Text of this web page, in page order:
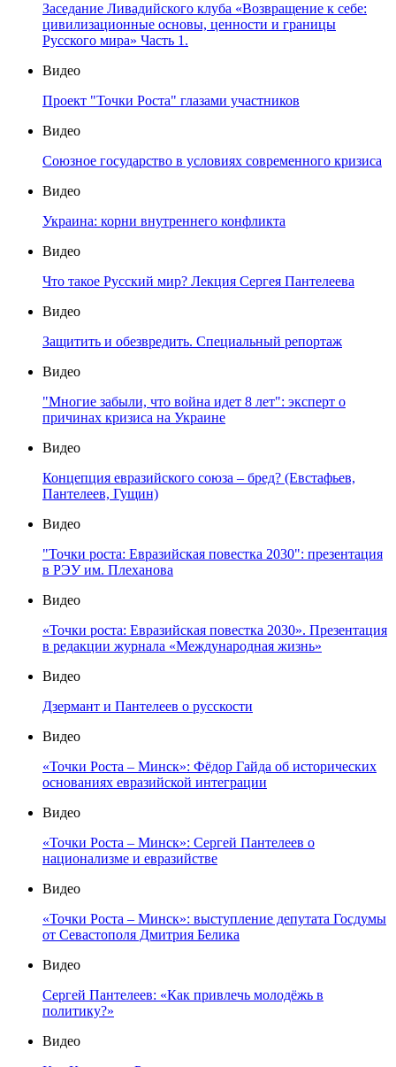
Заседание Ливадийского клуба «Возвращение к себе:
цивилизационные основы, ценности и границы
Русского мира» Часть 1.
Видео
Проект "Точки Роста" глазами участников
Видео
Союзное государство в условиях современного кризиса
Видео
Украина: корни внутреннего конфликта
Видео
Что такое Русский мир? Лекция Сергея Пантелеева
Видео
Защитить и обезвредить. Специальный репортаж
Видео
"Многие забыли, что война идет 8 лет": эксперт о
причинах кризиса на Украине
Видео
Концепция евразийского союза – бред? (Евстафьев,
Пантелеев, Гущин)
Видео
"Точки роста: Евразийская повестка 2030": презентация
в РЭУ им. Плеханова
Видео
«Точки роста: Евразийская повестка 2030». Презентация
в редакции журнала «Международная жизнь»
Видео
Дзермант и Пантелеев о русскости
Видео
«Точки Роста – Минск»: Фёдор Гайда об исторических
основаниях евразийской интеграции
Видео
«Точки Роста – Минск»: Сергей Пантелеев о
национализме и евразийстве
Видео
«Точки Роста – Минск»: выступление депутата Госдумы
от Севастополя Дмитрия Белика
Видео
Сергей Пантелеев: «Как привлечь молодёжь в
политику?»
Видео